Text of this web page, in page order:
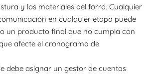
y los materiales del forro. Cualquier
en cualquier etapa puede
un producto final que no cumpla con
afecte el cronograma de
debe asignar un gestor de cuentas